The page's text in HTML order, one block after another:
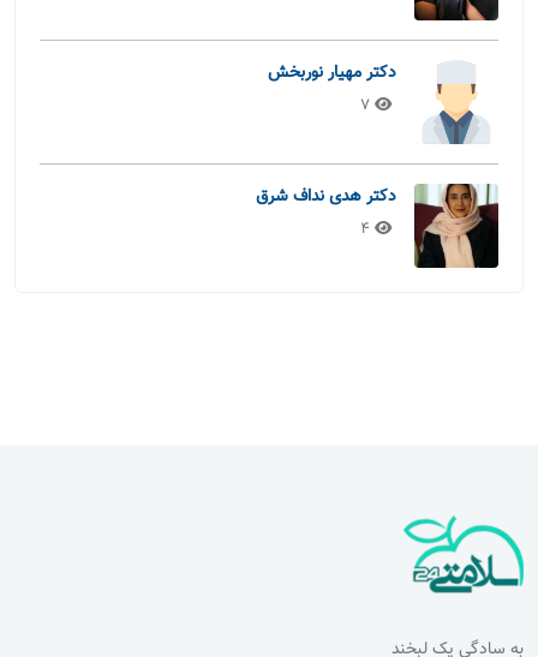
دکتر مهیار نوربخش
7
دکتر هدی نداف شرق
4
به سادگی یک لبخند